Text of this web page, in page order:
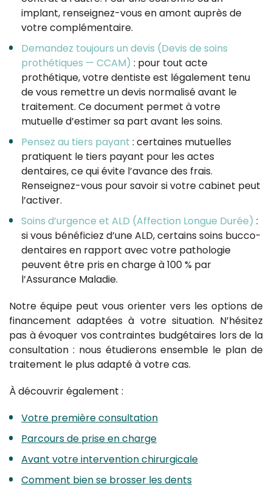
implant, renseignez-vous en amont auprès de
votre complémentaire.
Demandez toujours un devis (Devis de soins
prothétiques — CCAM) : pour tout acte
prothétique, votre dentiste est légalement tenu
de vous remettre un devis normalisé avant le
traitement. Ce document permet à votre
mutuelle d’estimer sa part avant les soins.
Pensez au tiers payant : certaines mutuelles
pratiquent le tiers payant pour les actes
dentaires, ce qui évite l’avance des frais.
Renseignez-vous pour savoir si votre cabinet peut
l’activer.
Soins d’urgence et ALD (Affection Longue Durée) :
si vous bénéficiez d’une ALD, certains soins bucco-
dentaires en rapport avec votre pathologie
peuvent être pris en charge à 100 % par
l’Assurance Maladie.
Notre équipe peut vous orienter vers les options de
financement adaptées à votre situation. N’hésitez
pas à évoquer vos contraintes budgétaires lors de la
consultation : nous étudierons ensemble le plan de
traitement le plus adapté à votre cas.
À découvrir également :
Votre première consultation
Parcours de prise en charge
Avant votre intervention chirurgicale
Comment bien se brosser les dents